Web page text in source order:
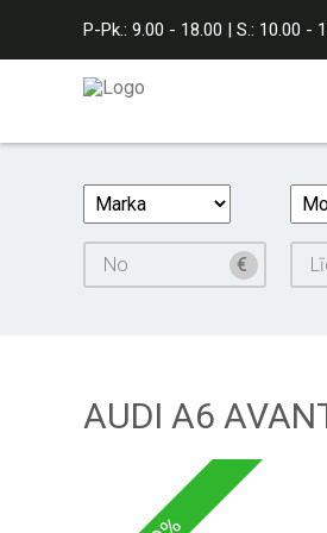
P-Pk.: 9.00 - 18.00 | S.: 10.00 -
AUDI A6